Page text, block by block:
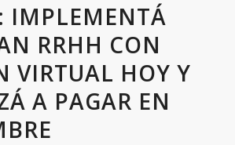
IMPLEMENTÁ
RRHH CON
VIRTUAL HOY Y
A PAGAR EN